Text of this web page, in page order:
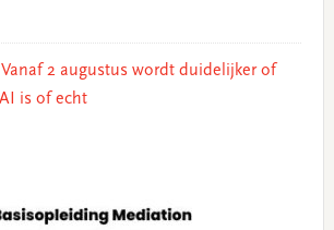
Vanaf 2 augustus wordt duidelijker of
is of echt